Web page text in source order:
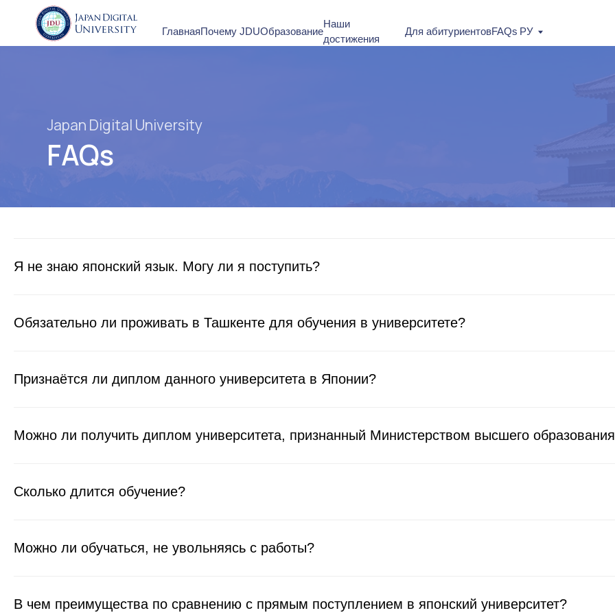
ГлавнаяПочему JDUОбразование
достижения
Для абитуриентовFAQs РУ
FAQs
Я не знаю японский язык. Могу ли я поступить?
Обязательно ли проживать в Ташкенте для обучения в университете?
Признаётся ли диплом данного университета в Японии?
Можно ли получить диплом университета, признанный Министерством высшего
Сколько длится обучение?
Можно ли обучаться, не увольняясь с работы?
В чем преимущества по сравнению с прямым поступлением в японский университет?